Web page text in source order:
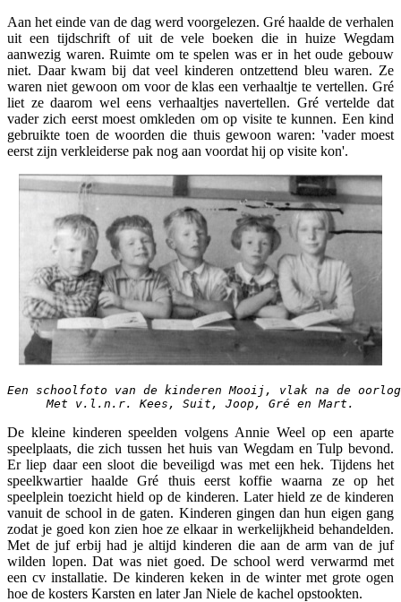
Aan het einde van de dag werd voorgelezen. Gré haalde de verhalen
uit een tijdschrift of uit de vele boeken die in huize Wegdam
aanwezig waren. Ruimte om te spelen was er in het oude gebouw
niet. Daar kwam bij dat veel kinderen ontzettend bleu waren. Ze
waren niet gewoon om voor de klas een verhaaltje te vertellen. Gré
liet ze daarom wel eens verhaaltjes navertellen. Gré vertelde dat
vader zich eerst moest omkleden om op visite te kunnen. Een kind
gebruikte toen de woorden die thuis gewoon waren: 'vader moest
eerst zijn verkleiderse pak nog aan voordat hij op visite kon'.
Een schoolfoto van de kinderen Mooij, vlak na de
Met v.l.n.r. Kees, Suit, Joop, Gré en Mart.
De kleine kinderen speelden volgens Annie Weel op een aparte
speelplaats, die zich tussen het huis van Wegdam en Tulp bevond.
Er liep daar een sloot die beveiligd was met een hek. Tijdens het
speelkwartier haalde Gré thuis eerst koffie waarna ze op het
speelplein toezicht hield op de kinderen. Later hield ze de kinderen
vanuit de school in de gaten. Kinderen gingen dan hun eigen gang
zodat je goed kon zien hoe ze elkaar in werkelijkheid behandelden.
Met de juf erbij had je altijd kinderen die aan de arm van de juf
wilden lopen. Dat was niet goed. De school werd verwarmd met
een cv installatie. De kinderen keken in de winter met grote ogen
hoe de kosters Karsten en later Jan Niele de kachel opstookten.